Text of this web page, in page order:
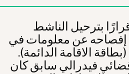
بترحيل الناشط
إفصاحه عن معلومات في
الاقامة الدائمة).
فيدرالي سابق كان